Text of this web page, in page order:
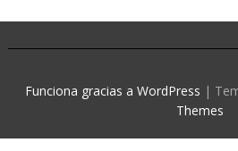
Funciona gracias a WordPress |
Themes